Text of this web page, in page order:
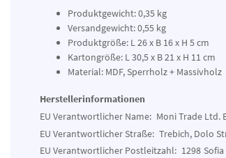
Produktgewicht: 0,35 kg
Versandgewicht: 0,55 kg
Produktgröße: L 26 x B 16 x H 5 cm
Kartongröße: L 30,5 x B 21 x H 11 cm
Material: MDF, Sperrholz + Massivholz
Herstellerinformationen
EU Verantwortlicher Name: Moni Trade Ltd.
EU Verantwortlicher Straße: Trebich, Dolo
EU Verantwortlicher Postleitzahl: 1298 Sofia